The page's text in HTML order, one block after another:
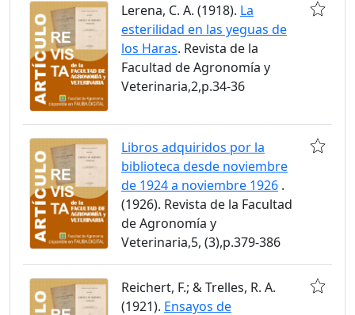
Lerena, C. A. (1918). La
esterilidad en las yeguas de
los Haras. Revista de la
Facultad de Agronomía y
Veterinaria,2,p.34-36
Libros adquiridos por la
biblioteca desde noviembre
de 1924 a noviembre 1926 .
(1926). Revista de la Facultad
de Agronomía y
Veterinaria,5, (3),p.379-386
Reichert, F.; & Trelles, R. A.
(1921). Ensayos de